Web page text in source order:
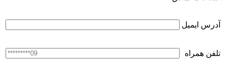
آدرس ایمیل
تلفن همراه